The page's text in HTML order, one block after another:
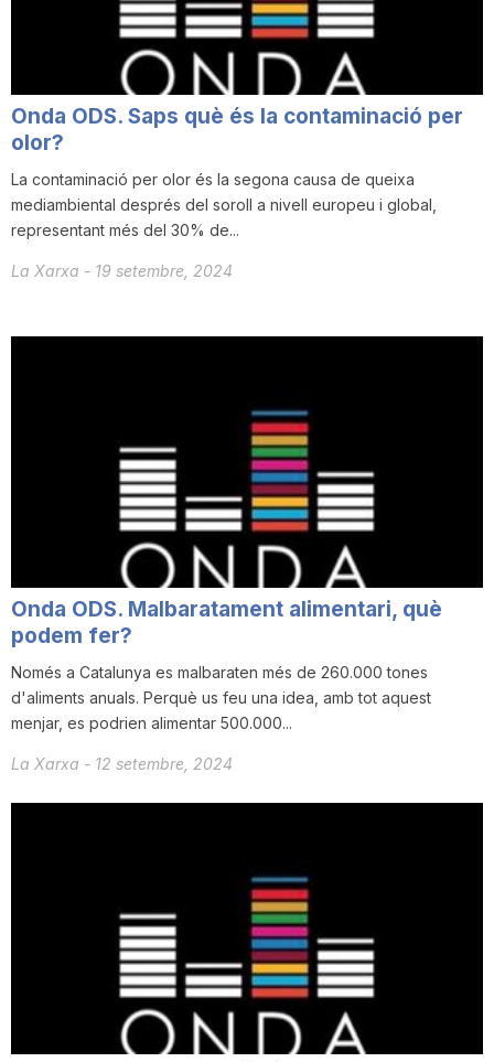
a
r
a
Onda ODS. Saps què és la contaminació per
olor?
La contaminació per olor és la segona causa de queixa
mediambiental després del soroll a nivell europeu i global,
representant més del 30% de...
La Xarxa - 19 setembre, 2024
Onda ODS. Malbaratament alimentari, què
podem fer?
Només a Catalunya es malbaraten més de 260.000 tones
d'aliments anuals. Perquè us feu una idea, amb tot aquest
menjar, es podrien alimentar 500.000...
La Xarxa - 12 setembre, 2024